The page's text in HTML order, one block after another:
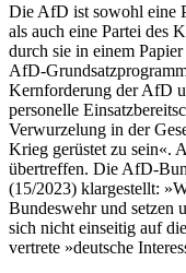
Die AfD ist sowohl eine
als auch eine Partei des
durch sie in einem
AfD-
Kernforderung der AfD
personelle
Verwurzelung in der
Krieg gerüstet zu sein«.
übertreffen. Die AfD-
(15/2023) klargestellt:
Bundeswehr und setzen
sich nicht einseitig auf
vertrete »deutsche